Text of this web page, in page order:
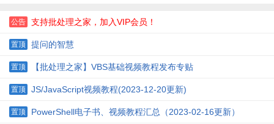
公告 支持批处理之家，加入VIP会员！
置顶 提问的智慧
置顶 【批处理之家】VBS基础视频教程发布专贴
置顶 JS/JavaScript视频教程(2023-12-20更新)
置顶 PowerShell电子书、视频教程汇总（2023-02-16更新）